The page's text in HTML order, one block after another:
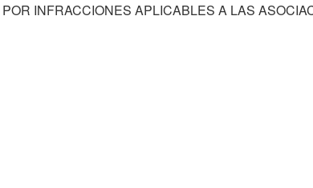
INFRACCIONES APLICABLES A LAS